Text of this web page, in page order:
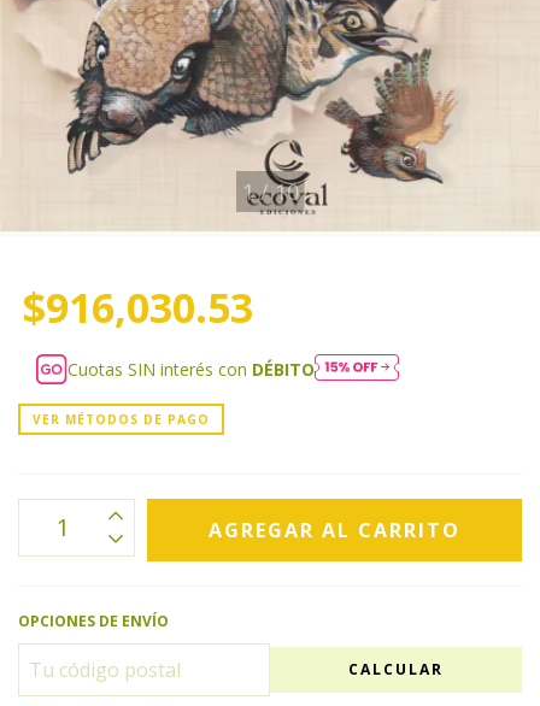
1/10
$916,030.53
Cuotas SIN interés con DÉBITO
VER MÉTODOS DE PAGO
OPCIONES DE ENVÍO
CALCULAR